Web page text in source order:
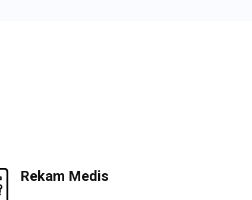
Rekam Medis